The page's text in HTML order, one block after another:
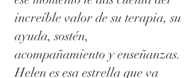
increíble valor de su terapia, su
ayuda, sostén,
acompañamiento y enseñanzas.
Helen es esa estrella que va